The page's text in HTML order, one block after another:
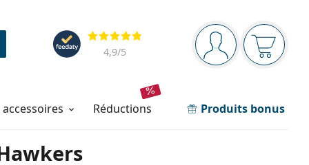
Barre de navigation
Vous êtesVotre
Évaluation
4,9/5
réductions Produits bonus